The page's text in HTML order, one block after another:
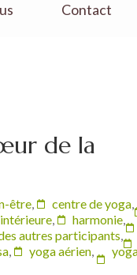
Contact
de la
être, centre de yoga,
, harmonie,
autres participants,
, yoga aérien,